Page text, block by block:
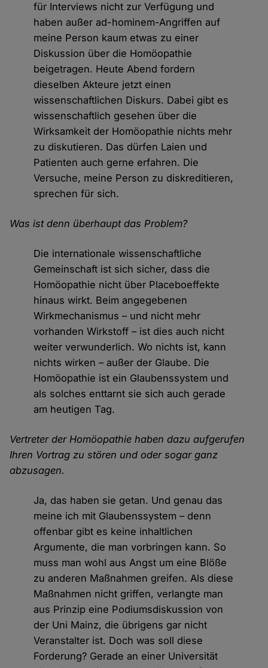
für Interviews nicht zur Verfügung und
haben außer ad-hominem-Angriffen auf
meine Person kaum etwas zu einer
Diskussion über die Homöopathie
beigetragen. Heute Abend fordern
dieselben Akteure jetzt einen
wissenschaftlichen Diskurs. Dabei gibt es
wissenschaftlich gesehen über die
Wirksamkeit der Homöopathie nichts mehr
zu diskutieren. Das dürfen Laien und
Patienten auch gerne erfahren. Die
Versuche, meine Person zu diskreditieren,
sprechen für sich.
Was ist denn überhaupt das Problem?
Die internationale wissenschaftliche
Gemeinschaft ist sich sicher, dass die
Homöopathie nicht über Placeboeffekte
hinaus wirkt. Beim angegebenen
Wirkmechanismus – und nicht mehr
vorhanden Wirkstoff – ist dies auch nicht
weiter verwunderlich. Wo nichts ist, kann
nichts wirken – außer der Glaube. Die
Homöopathie ist ein Glaubenssystem und
als solches enttarnt sie sich auch gerade
am heutigen Tag.
Vertreter der Homöopathie haben dazu aufgerufen
Ihren Vortrag zu stören und oder sogar ganz
abzusagen.
Ja, das haben sie getan. Und genau das
meine ich mit Glaubenssystem – denn
offenbar gibt es keine inhaltlichen
Argumente, die man vorbringen kann. So
muss man wohl aus Angst um eine Blöße
zu anderen Maßnahmen greifen. Als diese
Maßnahmen nicht griffen, verlangte man
aus Prinzip eine Podiumsdiskussion von
der Uni Mainz, die übrigens gar nicht
Veranstalter ist. Doch was soll diese
Forderung? Gerade an einer Universität